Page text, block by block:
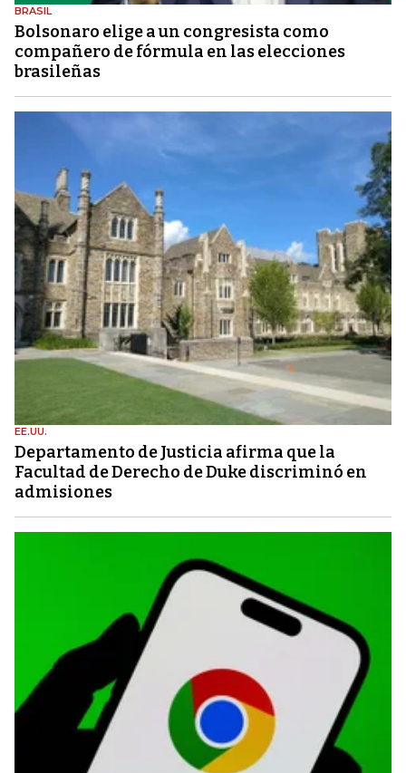
BRASIL
Bolsonaro elige a un congresista como
compañero de fórmula en las elecciones
brasileñas
EE.UU.
Departamento de Justicia afirma que la
Facultad de Derecho de Duke discriminó en
admisiones